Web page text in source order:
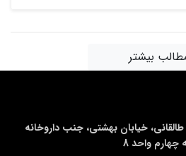
بیشتر
طالقانی، خیابان بهشتی، جنب داروخانه
واحد 8